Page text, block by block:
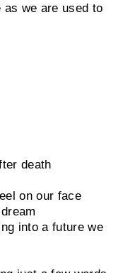
we are used to
death
on our face
into a future we